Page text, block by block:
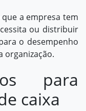
a empresa tem
ou distribuir
o desempenho
organização.
para
caixa